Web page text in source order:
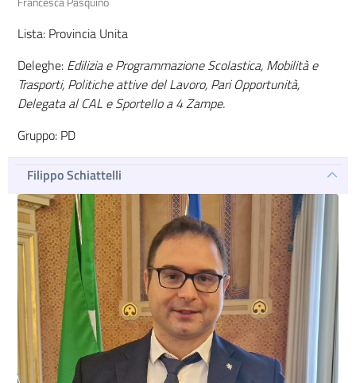
Lista: Provincia Unita
Deleghe: Edilizia e Programmazione Scolastica, Mobilità e
Trasporti, Politiche attive del Lavoro, Pari Opportunità,
Delegata al CAL e Sportello a 4 Zampe.
Gruppo: PD
Filippo Schiattelli